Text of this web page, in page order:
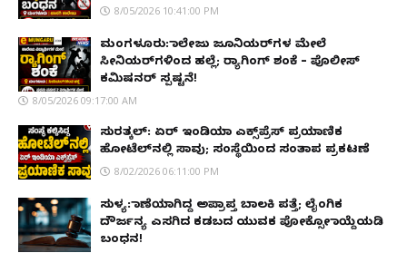
8/05/2026 10:41:00 PM
ಮಂಗಳೂರು: ಕಾಲೇಜು ಜೂನಿಯರ್‌ಗಳ ಮೇಲೆ
ಸೀನಿಯರ್‌ಗಳಿಂದ ಹಲ್ಲೆ; ರ‌್ಯಾಗಿಂಗ್ ಶಂಕೆ – ಪೊಲೀಸ್
ಕಮಿಷನರ್ ಸ್ಪಷ್ಟನೆ!
8/05/2026 09:17:00 AM
ಸುರತ್ಕಲ್: ಏರ್ ಇಂಡಿಯಾ ಎಕ್ಸ್‌ಪ್ರೆಸ್ ಪ್ರಯಾಣಿಕ
ಹೋಟೆಲ್‌ನಲ್ಲಿ ಸಾವು; ಸಂಸ್ಥೆಯಿಂದ ಸಂತಾಪ ಪ್ರಕಟಣೆ
8/02/2026 06:11:00 PM
ಸುಳ್ಯ: ಕಾಣೆಯಾಗಿದ್ದ ಅಪ್ರಾಪ್ತ ಬಾಲಕಿ ಪತ್ತೆ; ಲೈಂಗಿಕ
ದೌರ್ಜನ್ಯ ಎಸಗಿದ ಕಡಬದ ಯುವಕ ಪೋಕ್ಸೋ ಕಾಯ್ದೆಯಡಿ
ಬಂಧನ!